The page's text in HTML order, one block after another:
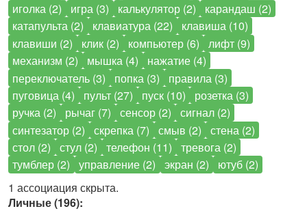
иголка (2)
игра (3) калькулятор (2)
карандаш (2)
катапульта (2)
клавиатура (22)
клавиша (10)
клавиши (2)
клик (2) компьютер (6)
лифт (9)
механизм (2)
мышка (4)
нажатие (4)
переключатель (3)
попка (3)
правила (3)
пуговица (4)
пульт (27) пуск (10)
розетка (3)
ручка (2)
рычаг (7) сенсор (2)
сигнал (2)
синтезатор (2)
скрепка (7) смыв (2)
стена (2)
стол (2)
стул (2) телефон (11)
тревога (2)
тумблер (2)
управление (2) экран (2)
ютуб (2)
1 ассоциация скрыта.
Личные (196):